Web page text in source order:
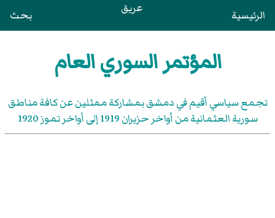
الرئيسية عريق بحث
المؤتمر السوري العام
تجمع سياسي أقيم في دمشق بمشاركة ممثلين عن كافة مناطق
سورية العثمانية من أواخر حزيران 1919 إلى أواخر تموز 1920